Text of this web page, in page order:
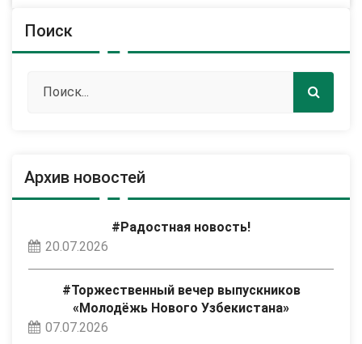
Поиск
Архив новостей
#Радостная новость!
20.07.2026
#Торжественный вечер выпускников
«Молодёжь Нового Узбекистана»
07.07.2026